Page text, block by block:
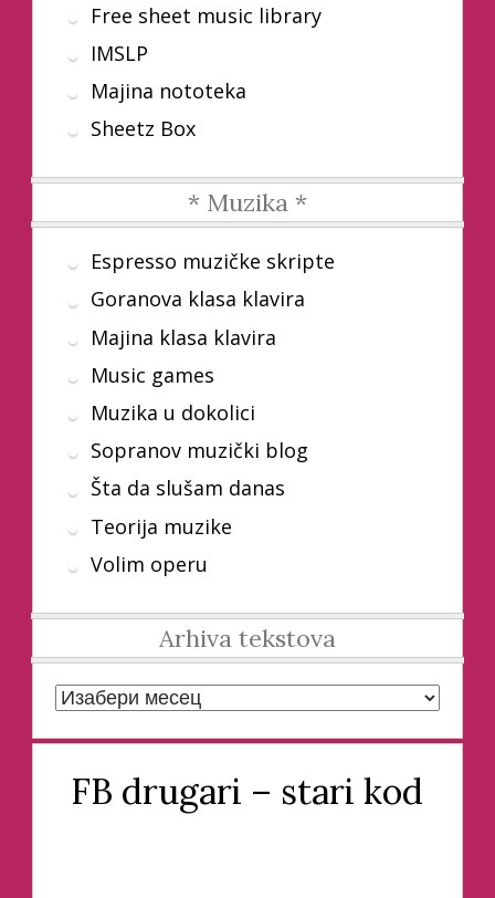
Free sheet music library
IMSLP
Majina nototeka
Sheetz Box
* Muzika *
Espresso muzičke skripte
Goranova klasa klavira
Majina klasa klavira
Music games
Muzika u dokolici
Sopranov muzički blog
Šta da slušam danas
Teorija muzike
Volim operu
Arhiva tekstova
Arhiva tekstova
FB drugari – stari kod